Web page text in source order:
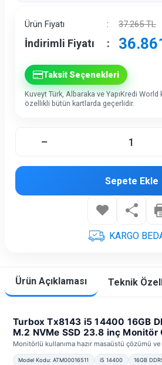
Ürün Fiyatı : 37.265TL
İndirimli Fiyatı :
Taksit Seçenekleri
Kuveyt Türk, Albaraka ve YapıKredi World
özellikli bütün kartlarda geçerlidir.
Sepete Ekle
KARGO
Ürün Açıklaması Teknik
Turbox Tx8143 i5 14400 16GB
M.2 NVMe SSD 23.8 inç Monitör
Monitörlü kullanıma hazır masaüstü çözümü
Model Kodu: ATM00016511 i5 14400 16GB